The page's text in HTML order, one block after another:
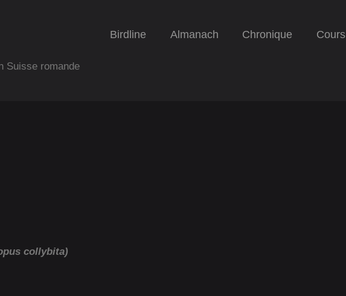
Suisse romande
Birdline Almanach Chronique Cours
collybita)